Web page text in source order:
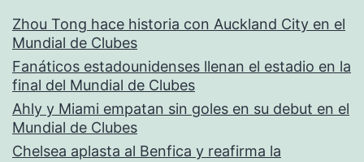
Zhou Tong hace historia con Auckland City en el
Mundial de Clubes
Fanáticos estadounidenses llenan el estadio en la
final del Mundial de Clubes
Ahly y Miami empatan sin goles en su debut en el
Mundial de Clubes
Chelsea aplasta al Benfica y reafirma la